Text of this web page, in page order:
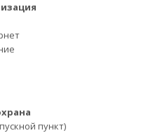
пункт)